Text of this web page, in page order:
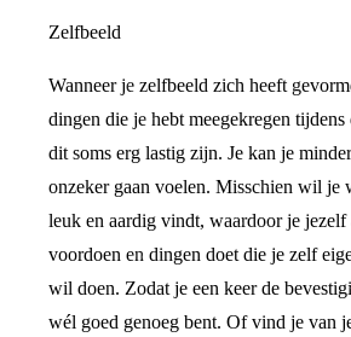
Zelfbeeld
Wanneer je zelfbeeld zich heeft
dingen die je hebt meegekregen tijdens
dit soms erg lastig zijn. Je kan je
onzeker gaan voelen. Misschien wil je
leuk en aardig vindt, waardoor je jezelf
voordoen en dingen doet die je zelf
wil doen. Zodat je een keer de
wél goed genoeg bent. Of vind je van